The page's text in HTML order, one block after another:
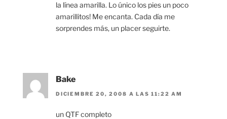
la línea amarilla. Lo único los pies un poco
amarillitos! Me encanta. Cada día me
sorprendes más, un placer seguirte.
Bake
DICIEMBRE 20, 2008 A LAS 11:22 AM
un QTF completo